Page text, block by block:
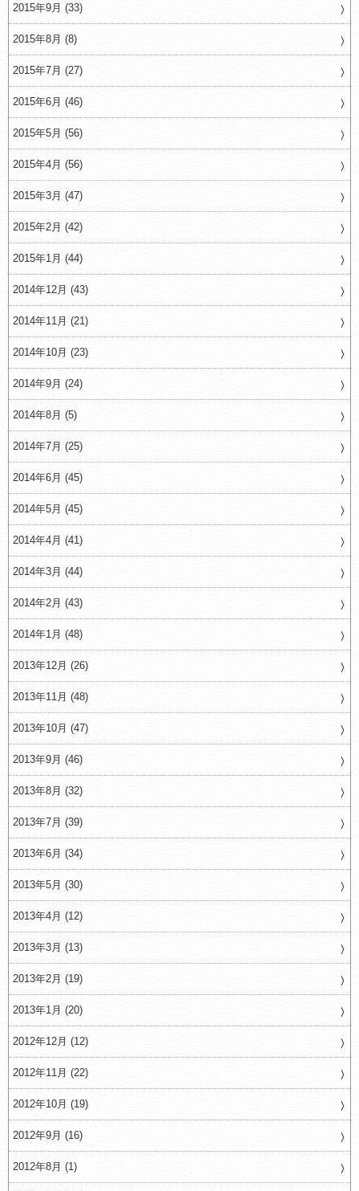
2015年9月 (33)
2015年8月 (8)
2015年7月 (27)
2015年6月 (46)
2015年5月 (56)
2015年4月 (56)
2015年3月 (47)
2015年2月 (42)
2015年1月 (44)
2014年12月 (43)
2014年11月 (21)
2014年10月 (23)
2014年9月 (24)
2014年8月 (5)
2014年7月 (25)
2014年6月 (45)
2014年5月 (45)
2014年4月 (41)
2014年3月 (44)
2014年2月 (43)
2014年1月 (48)
2013年12月 (26)
2013年11月 (48)
2013年10月 (47)
2013年9月 (46)
2013年8月 (32)
2013年7月 (39)
2013年6月 (34)
2013年5月 (30)
2013年4月 (12)
2013年3月 (13)
2013年2月 (19)
2013年1月 (20)
2012年12月 (12)
2012年11月 (22)
2012年10月 (19)
2012年9月 (16)
2012年8月 (1)